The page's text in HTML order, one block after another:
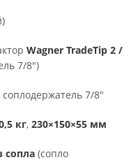
Wagner TradeTip 2 /
7/8")
7/8"
кг, 230×150×55 мм
сопла (сопло